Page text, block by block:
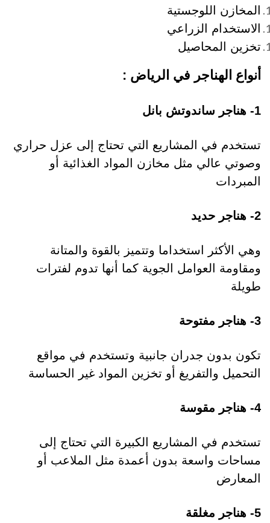
المخازن اللوجستية
الاستخدام الزراعي
تخزين المحاصيل
أنواع الهناجر في الرياض :
1- هناجر ساندوتش بانل
تستخدم في المشاريع التي تحتاج إلى عزل حراري
وصوتي عالي مثل مخازن المواد الغذائية أو
المبردات
2- هناجر حديد
وهي الأكثر استخداما وتتميز بالقوة والمتانة
ومقاومة العوامل الجوية كما أنها تدوم لفترات
طويلة
3- هناجر مفتوحة
تكون بدون جدران جانبية وتستخدم في مواقع
التحميل والتفريغ أو تخزين المواد غير الحساسة
4- هناجر مقوسة
تستخدم في المشاريع الكبيرة التي تحتاج إلى
مساحات واسعة بدون أعمدة مثل الملاعب أو
المعارض
5- هناجر مغلقة